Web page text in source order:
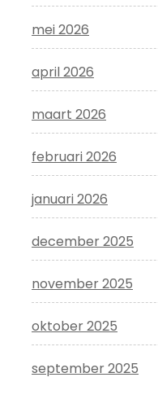
mei 2026
april 2026
maart 2026
februari 2026
januari 2026
december 2025
november 2025
oktober 2025
september 2025